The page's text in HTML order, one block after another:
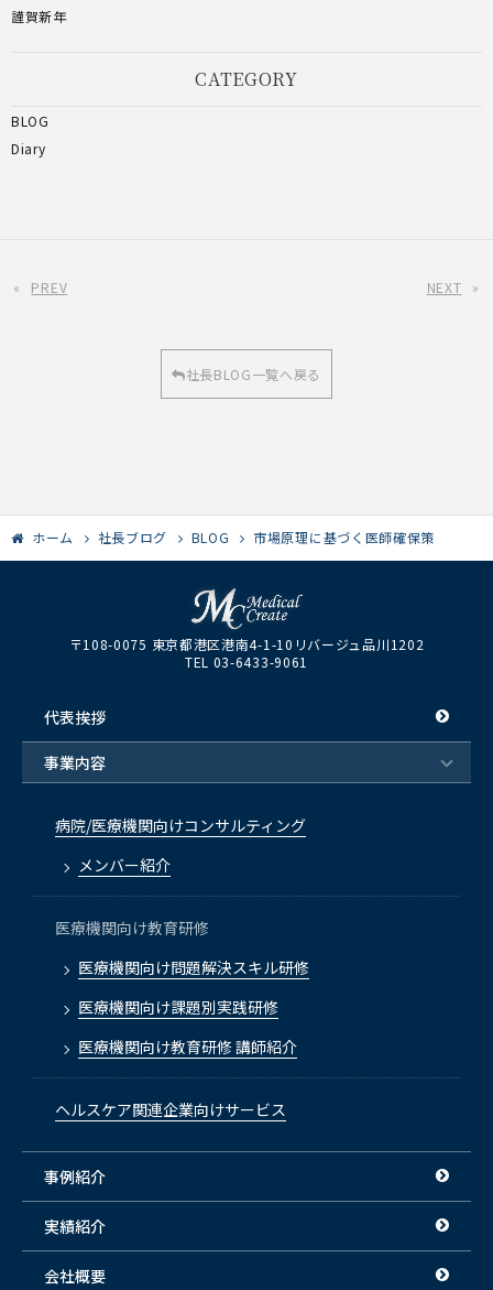
謹賀新年
CATEGORY
BLOG
Diary
« PREV NEXT »
社長BLOG一覧へ戻る
ホーム 社長ブログ BLOG 市場原理に基づく医師確保策
〒108-0075 東京都港区港南4-1-10リバージュ品川1202
TEL 03-6433-9061
代表挨拶
事業内容
病院/医療機関向けコンサルティング
メンバー紹介
医療機関向け教育研修
医療機関向け問題解決スキル研修
医療機関向け課題別実践研修
医療機関向け教育研修 講師紹介
ヘルスケア関連企業向けサービス
事例紹介
実績紹介
会社概要